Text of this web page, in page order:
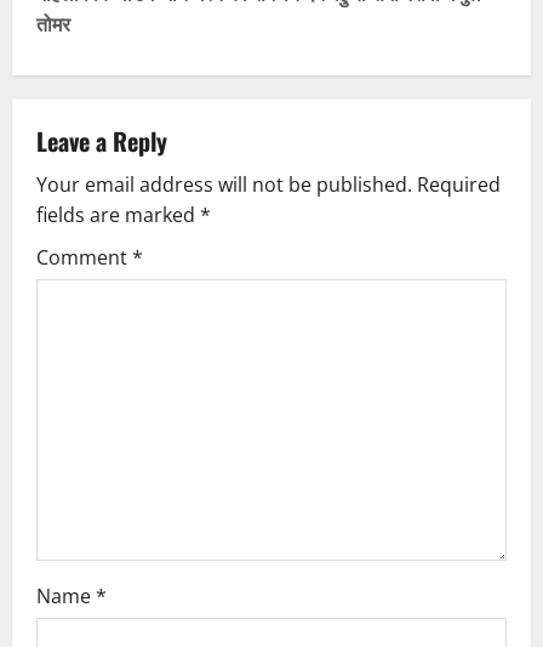
n
v
i
g
तोमर
Leave a Reply
Your email address will not be published. Required
fields are marked *
Comment*
Name*